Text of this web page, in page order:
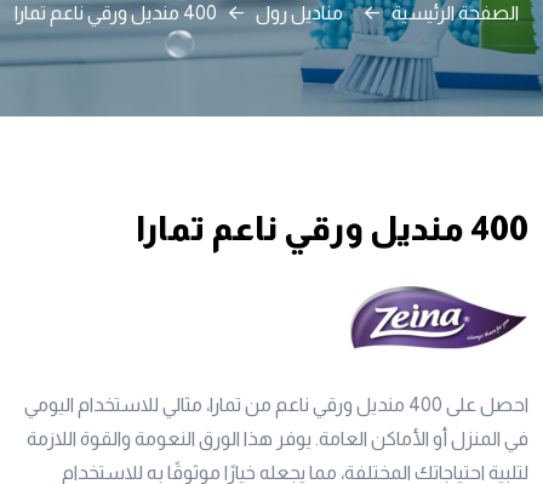
الصفحة الرئيسية مناديل رول 400 منديل ورقي ناعم تمارا
400 منديل ورقي ناعم تمارا
احصل على 400 منديل ورقي ناعم من تمارا، مثالي للاستخدام اليومي
في المنزل أو الأماكن العامة. يوفر هذا الورق النعومة والقوة اللازمة
لتلبية احتياجاتك المختلفة، مما يجعله خيارًا موثوقًا به للاستخدام